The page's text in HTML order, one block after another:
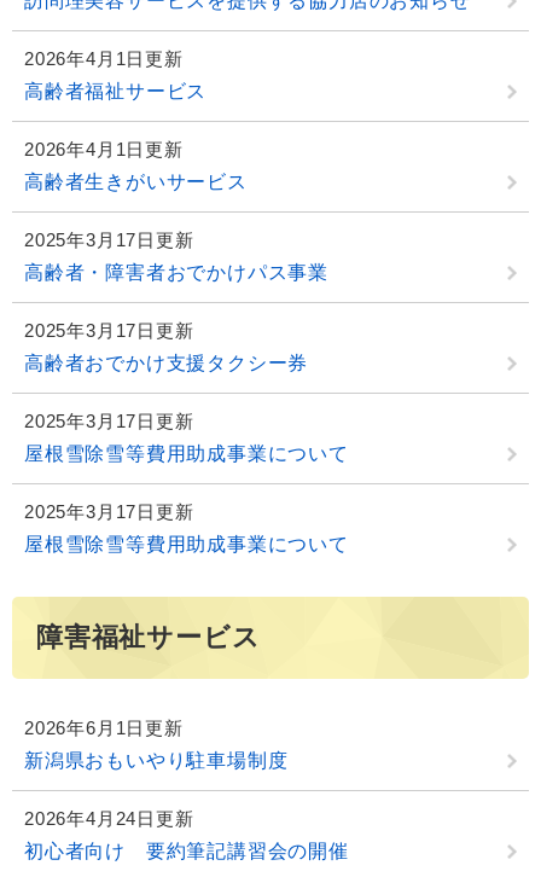
2026年4月1日更新
高齢者福祉サービス
2026年4月1日更新
高齢者生きがいサービス
2025年3月17日更新
高齢者・障害者おでかけパス事業
2025年3月17日更新
高齢者おでかけ支援タクシー券
2025年3月17日更新
屋根雪除雪等費用助成事業について
2025年3月17日更新
屋根雪除雪等費用助成事業について
障害福祉サービス
2026年6月1日更新
新潟県おもいやり駐車場制度
2026年4月24日更新
初心者向け 要約筆記講習会の開催